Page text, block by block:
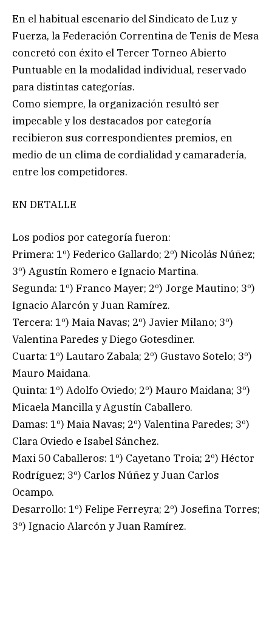
En el habitual escenario del Sindicato de Luz y
Fuerza, la Federación Correntina de Tenis de Mesa
concretó con éxito el Tercer Torneo Abierto
Puntuable en la modalidad individual, reservado
para distintas categorías.
Como siempre, la organización resultó ser
impecable y los destacados por categoría
recibieron sus correspondientes premios, en
medio de un clima de cordialidad y camaradería,
entre los competidores.
EN DETALLE
Los podios por categoría fueron:
Primera: 1º) Federico Gallardo; 2º) Nicolás Núñez;
3º) Agustín Romero e Ignacio Martina.
Segunda: 1º) Franco Mayer; 2º) Jorge Mautino; 3º)
Ignacio Alarcón y Juan Ramírez.
Tercera: 1º) Maia Navas; 2º) Javier Milano; 3º)
Valentina Paredes y Diego Gotesdiner.
Cuarta: 1º) Lautaro Zabala; 2º) Gustavo Sotelo; 3º)
Mauro Maidana.
Quinta: 1º) Adolfo Oviedo; 2º) Mauro Maidana; 3º)
Micaela Mancilla y Agustín Caballero.
Damas: 1º) Maia Navas; 2º) Valentina Paredes; 3º)
Clara Oviedo e Isabel Sánchez.
Maxi 50 Caballeros: 1º) Cayetano Troia; 2º) Héctor
Rodríguez; 3º) Carlos Núñez y Juan Carlos
Ocampo.
Desarrollo: 1º) Felipe Ferreyra; 2º) Josefina Torres;
3º) Ignacio Alarcón y Juan Ramírez.